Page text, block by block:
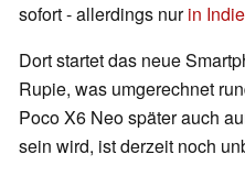
sofort - allerdings nurin
Dort startet das neue
Rupie, was umgerechnet
Poco X6 Neo später auch
sein wird, ist derzeit noch